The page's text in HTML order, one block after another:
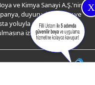
X
ve Kimya Sanayi A.Ş.'nin
duyuru, hizmetler ve
yoluyla şahsıma
izin veriyorum.